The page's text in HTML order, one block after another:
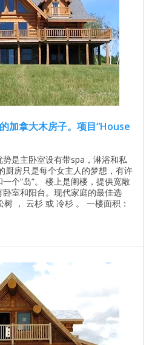
加拿大木房子。项目“House
是主卧室设有带spa，淋浴和私
厨房只是每个女主人的梦想，有许
个“岛”。 楼上是阁楼，提供宽敞
室和阳台。现代家庭的最佳选
， 云杉 或 冷杉 。 一楼面积：
方米（包括1.8米的天花板高
基地的价格 独立计算基础价格
- 找出价格 木屋的最佳项目 ...